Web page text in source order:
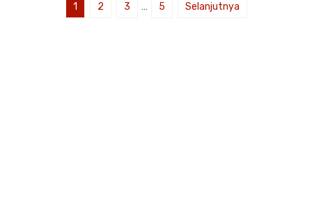
1 2 3 … 5 Selanjutnya